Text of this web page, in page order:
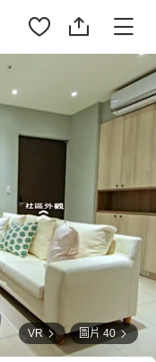
VR 圖片 40